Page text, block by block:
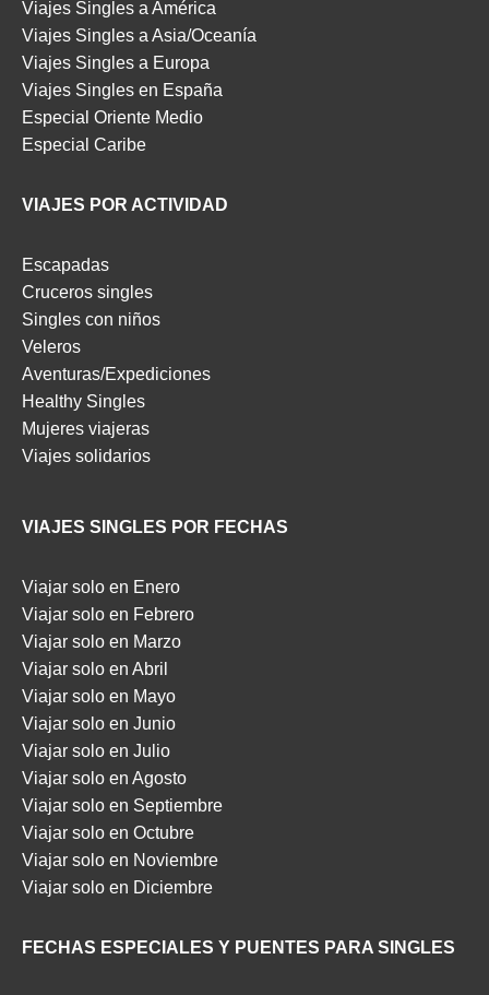
Viajes Singles a América
Viajes Singles a Asia/Oceanía
Viajes Singles a Europa
Viajes Singles en España
Especial Oriente Medio
Especial Caribe
VIAJES POR ACTIVIDAD
Escapadas
Cruceros singles
Singles con niños
Veleros
Aventuras/Expediciones
Healthy Singles
Mujeres viajeras
Viajes solidarios
VIAJES SINGLES POR FECHAS
Viajar solo en Enero
Viajar solo en Febrero
Viajar solo en Marzo
Viajar solo en Abril
Viajar solo en Mayo
Viajar solo en Junio
Viajar solo en Julio
Viajar solo en Agosto
Viajar solo en Septiembre
Viajar solo en Octubre
Viajar solo en Noviembre
Viajar solo en Diciembre
FECHAS ESPECIALES Y PUENTES PARA SINGLES